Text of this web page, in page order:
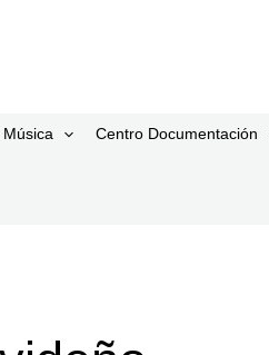
Música Centro Documentación